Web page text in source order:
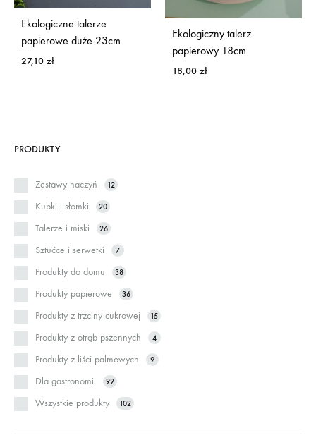
Ekologiczne talerze
papierowe duże 23cm
27,10 zł
Ekologiczny talerz
papierowy 18cm
18,00 zł
PRODUKTY
Zestawy naczyń 12
Kubki i słomki 20
Talerze i miski 26
Sztućce i serwetki 7
Produkty do domu 38
Produkty papierowe 36
Produkty z trzciny cukrowej 15
Produkty z otrąb pszennych 4
Produkty z liści palmowych 9
Dla gastronomii 92
Wszystkie produkty 102